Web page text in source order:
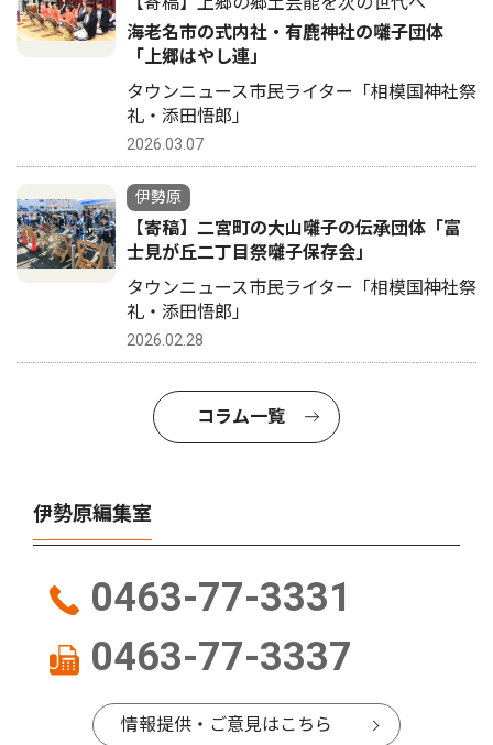
海老名市の式内社・有鹿神社の囃子団体
「上郷はやし連」
タウンニュース市民ライター「相模国神社祭
礼・添田悟郎」
2026.03.07
伊勢原
【寄稿】二宮町の大山囃子の伝承団体「富
士見が丘二丁目祭囃子保存会」
タウンニュース市民ライター「相模国神社祭
礼・添田悟郎」
2026.02.28
コラム一覧
伊勢原編集室
0463-77-3331
0463-77-3337
情報提供・ご意見はこちら